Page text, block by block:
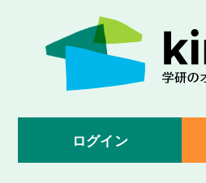
ログイン